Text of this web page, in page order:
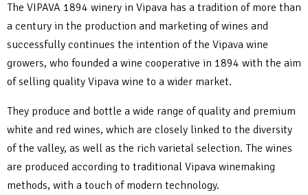
The VIPAVA 1894 winery in Vipava has a tradition of more than
a century in the production and marketing of wines and
successfully continues the intention of the Vipava wine
growers, who founded a wine cooperative in 1894 with the aim
of selling quality Vipava wine to a wider market.
They produce and bottle a wide range of quality and premium
white and red wines, which are closely linked to the diversity
of the valley, as well as the rich varietal selection. The wines
are produced according to traditional Vipava winemaking
methods, with a touch of modern technology.
Projekti
Poslovne strani